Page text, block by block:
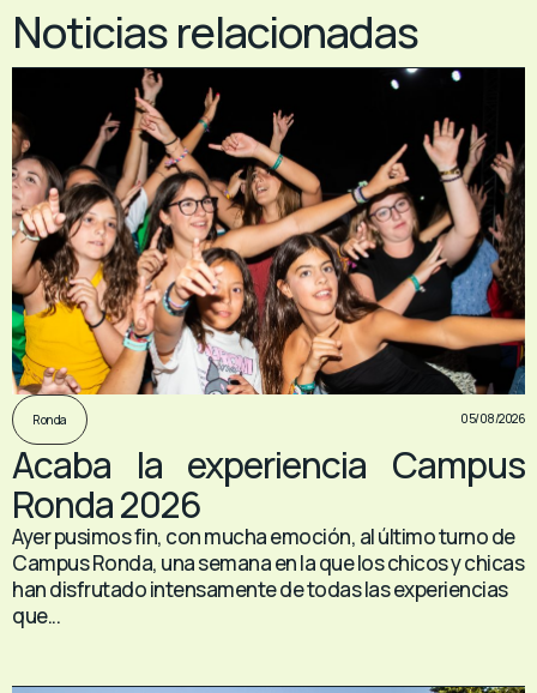
Noticias relacionadas
Ronda 05/08/2026
Acaba la experiencia Campus
Ronda 2026
Ayer pusimos fin, con mucha emoción, al último turno de
Campus Ronda, una semana en la que los chicos y chicas
han disfrutado intensamente de todas las experiencias
que...